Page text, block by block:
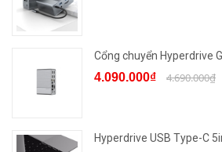
Cổng chuyển Hyperdrive
4.090.000₫ 4.690.000₫
Hyperdrive USB Type-C